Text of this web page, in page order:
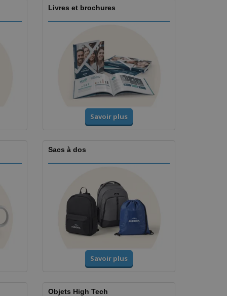
Livres et brochures
Savoir plus
Sacs à dos
Savoir plus
Objets High Tech